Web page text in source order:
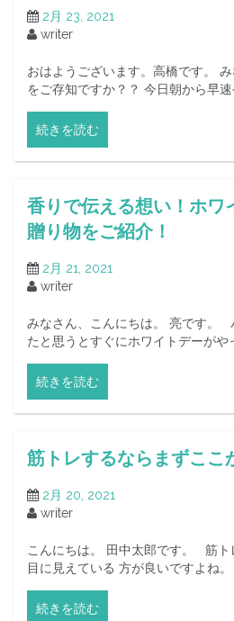
2月 23, 2021
writer
おはようございます。高橋です。
をご存知ですか？？ 今日朝から早速
続きを読む
香りで伝える想い！ホワ
贈り物をご紹介！
2月 21, 2021
writer
みなさん、こんにちは。 亮です。
たと思うとすぐにホワイトデーがや
続きを読む
筋トレするならまずここ
2月 20, 2021
writer
こんにちは。 田中太郎です。 筋ト
目に見えている 方が良いですよね。
続きを読む